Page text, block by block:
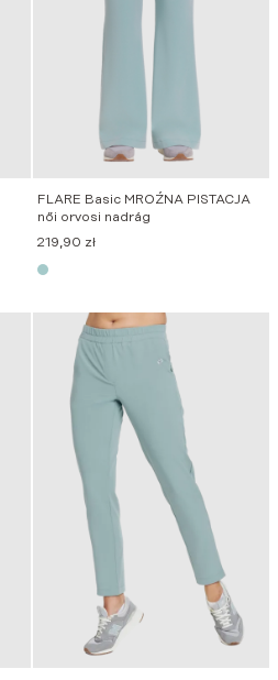
FLARE Basic MROŹNA PISTACJA
női orvosi nadrág
219,90 zł